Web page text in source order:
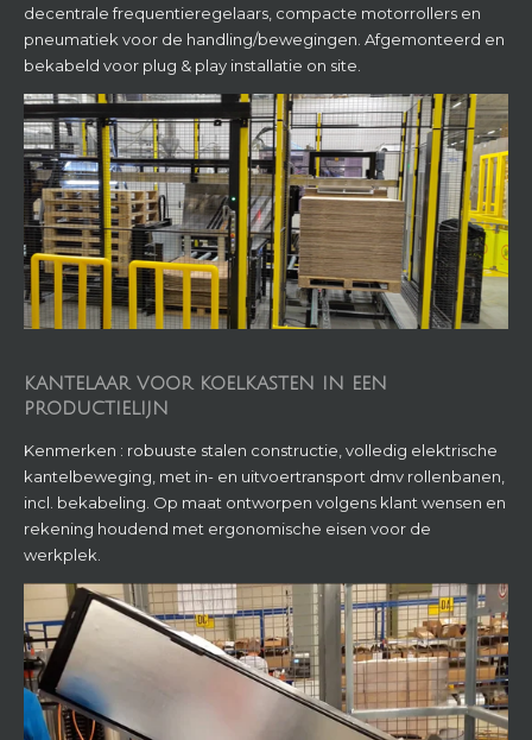
KANTELAAR VOOR KOELKASTEN IN EEN
PRODUCTIELIJN
Kenmerken : robuuste stalen constructie, volledig elektrische
incl. bekabeling. Op maat ontworpen volgens klant wensen en
rekening houdend met ergonomische eisen voor de